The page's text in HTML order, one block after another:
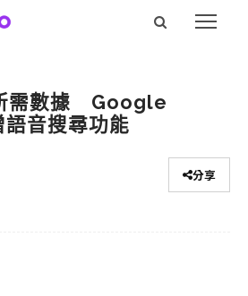
需數據 Google
音搜尋功能
分享